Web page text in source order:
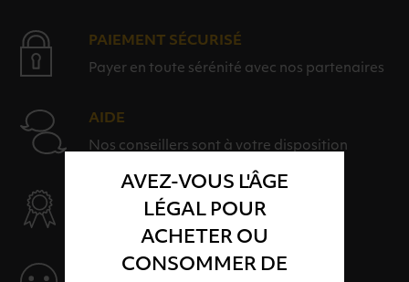
AVEZ-VOUS L'ÂGE
LÉGAL POUR
ACHETER OU
CONSOMMER DE
PAIEMENT SÉCURISÉ
Payer en toute sérénité avec nos partenaires
AIDE
Nos conseillers sont à votre disposition
SÉLECTION & QUALITÉ
SERVICE